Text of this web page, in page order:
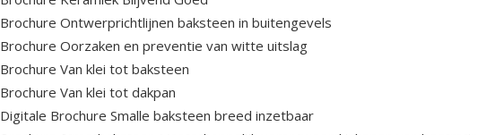
Brochure Ontwerprichtlijnen baksteen in buitengevels
Brochure Oorzaken en preventie van witte uitslag
Brochure Van klei tot baksteen
Brochure Van klei tot dakpan
Digitale Brochure Smalle baksteen breed inzetbaar